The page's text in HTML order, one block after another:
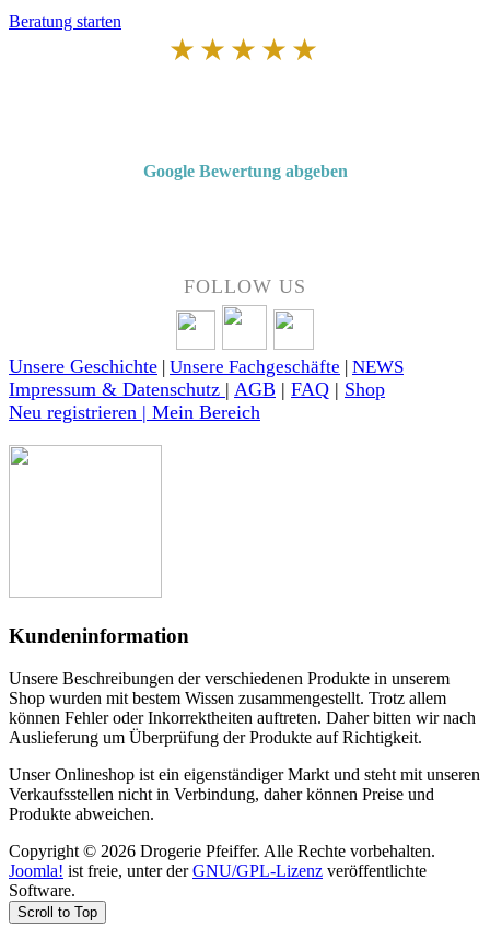
Beratung starten
★★★★★
Google Bewertung abgeben
FOLLOW US
Unsere Geschichte Unsere Fachgeschäfte NEWS
Impressum & Datenschutz | AGB | FAQ | Shop
Neu registrieren | Mein Bereich
Kundeninformation
Unsere Beschreibungen der verschiedenen Produkte in unserem
Shop wurden mit bestem Wissen zusammengestellt. Trotz allem
können Fehler oder Inkorrektheiten auftreten. Daher bitten wir nach
Auslieferung um Überprüfung der Produkte auf Richtigkeit.
Unser Onlineshop ist ein eigenständiger Markt und steht mit unseren
Verkaufsstellen nicht in Verbindung, daher können Preise und
Produkte abweichen.
Copyright © 2026 Drogerie Pfeiffer. Alle Rechte vorbehalten.
Joomla! ist freie, unter derGNU/GPL-Lizenz veröffentlichte
Software.
Scroll to Top